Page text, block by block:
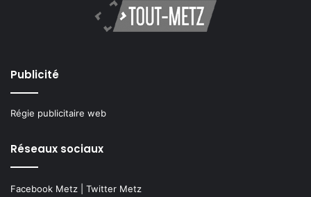
Publicité
Régie publicitaire web
Réseaux sociaux
Facebook Metz Twitter Metz